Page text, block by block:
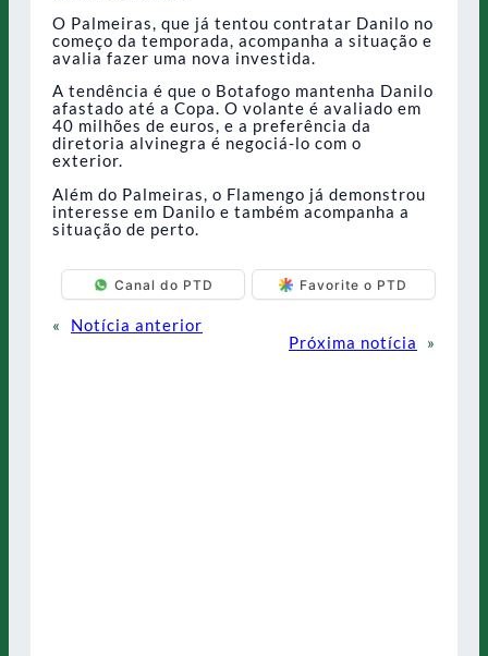
O Palmeiras, que já tentou contratar Danilo no
começo da temporada, acompanha a situação e
avalia fazer uma nova investida.
A tendência é que o Botafogo mantenha Danilo
afastado até a Copa. O volante é avaliado em
40 milhões de euros, e a preferência da
diretoria alvinegra é negociá-lo com o
exterior.
Além do Palmeiras, o Flamengo já demonstrou
interesse em Danilo e também acompanha a
situação de perto.
Canal do PTD Favorite o PTD
«
Notícia anterior
Próxima notícia
»